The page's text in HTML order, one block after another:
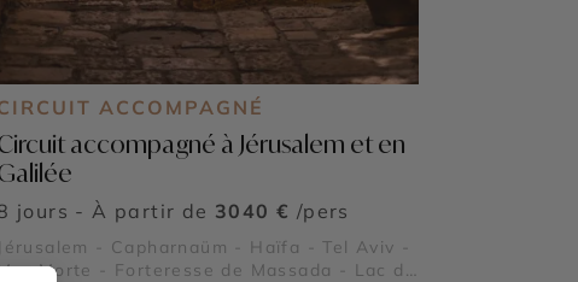
ACCOMPAGNÉ
accompagné à Jérusalem et en
jours - À partir de 3040 € /pers
Jérusalem - Capharnaüm - Haïfa - Tel Aviv -
Morte - Forteresse de Massada - Lac de